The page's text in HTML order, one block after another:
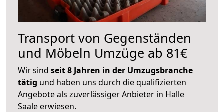
Transport von Gegenständen
und Möbeln Umzüge ab 81€
Wir sind seit 8 Jahren in der Umzugsbranche
tätig und haben uns durch die qualifizierten
Angebote als zuverlässiger Anbieter in Halle
Saale erwiesen.